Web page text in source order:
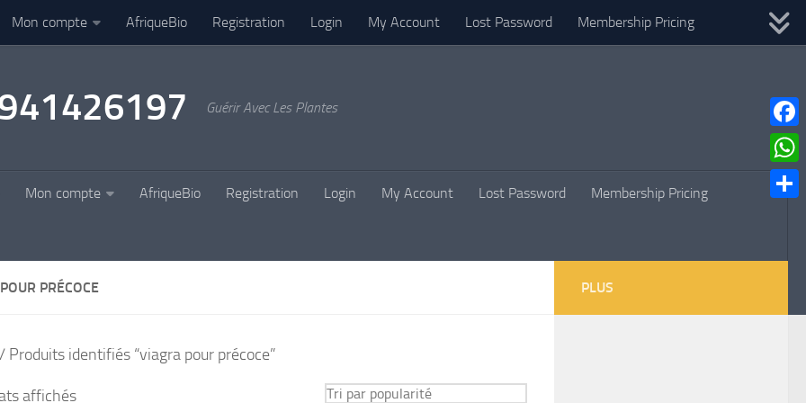
Mon compte AfriqueBio Registration Login My Account Lost Password Membership Pricing
Guérir Avec Les Plantes
Mon compte AfriqueBio Registration Login My Account Lost Password Membership Pricing
PRÉCOCE
/ Produits identifiés “viagra pour précoce”
affichésTrié
PLUS